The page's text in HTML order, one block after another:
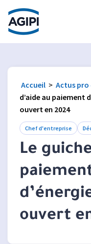
Accès au menu
Accès au contenu principal
Accueil > Actus pro
d’aide au paiement
ouvert en 2024
Chef d'entreprise
Le
ouvert